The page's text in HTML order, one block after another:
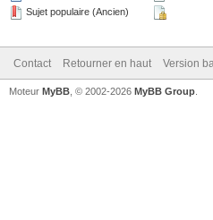
Sujet populaire (Ancien)
Contact Retourner en haut Version
Moteur MyBB , © 2002-2026 MyBB Group